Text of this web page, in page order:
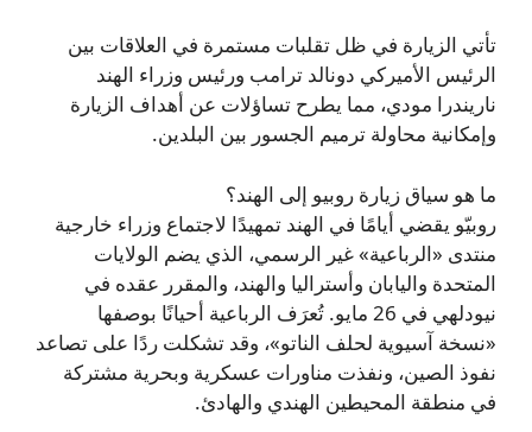
تأتي الزيارة في ظل تقلبات مستمرة في العلاقات بين
الرئيس الأميركي دونالد ترامب ورئيس وزراء الهند
ناريندرا مودي، مما يطرح تساؤلات عن أهداف الزيارة
وإمكانية محاولة ترميم الجسور بين البلدين.
ما هو سياق زيارة روبيو إلى الهند؟
روبيّو يقضي أيامًا في الهند تمهيدًا لاجتماع وزراء خارجية
منتدى «الرباعية» غير الرسمي، الذي يضم الولايات
المتحدة واليابان وأستراليا والهند، والمقرر عقده في
نيودلهي في 26 مايو. تُعرَف الرباعية أحيانًا بوصفها
«نسخة آسيوية لحلف الناتو»، وقد تشكلت ردًا على تصاعد
نفوذ الصين، ونفذت مناورات عسكرية وبحرية مشتركة
في منطقة المحيطين الهندي والهادئ.